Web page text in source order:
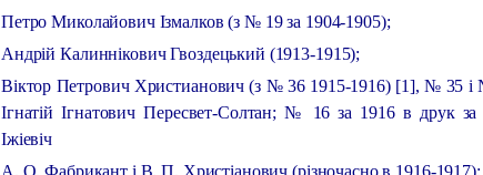
Петро Миколайович Ізмалков (з № 19 за 1904-1905);
Андрій Калиннікович Гвоздецький (1913-1915);
Віктор Петрович Христианович (з № 36 1915-1916) [1], № 35 і
Ігнатій Ігнатович Пересвет-Солтан; № 16 за 1916 в друк за
Іжіевіч
А. О. Фабрикант і В. П. Христіанович (різночасно в 1916-1917);